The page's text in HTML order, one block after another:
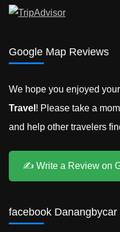
Google Map Reviews
We hope you enjoyed
Travel ! Please take a
and help other travelers
✍️ Write a Review on
facebook Danangbycar